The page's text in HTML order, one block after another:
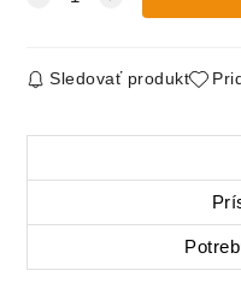
Sledovať produkt